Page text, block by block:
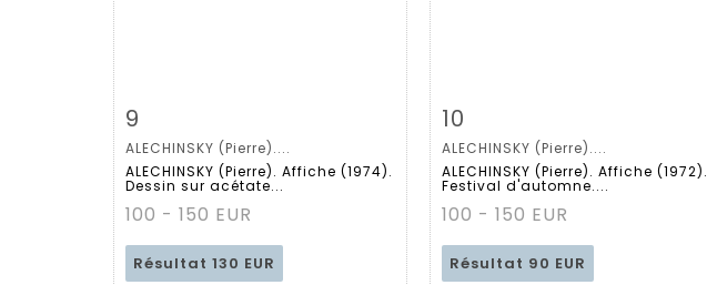
Fiche détaillée
9
ALECHINSKY (Pierre)....
ALECHINSKY (Pierre). Affiche (1974).
Dessin sur acétate...
100 - 150 EUR
Résultat 130 EUR
Fiche détaillée
10
ALECHINSKY (Pierre)....
ALECHINSKY (Pierre). Affiche (1972).
Festival d'automne....
100 - 150 EUR
Résultat 90 EUR